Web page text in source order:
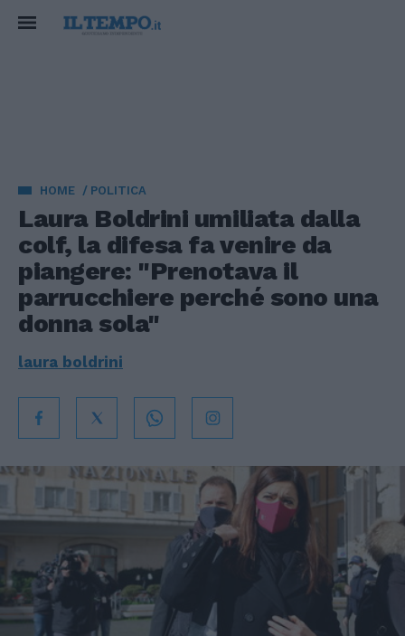
HOME POLITICA
Laura Boldrini umiliata dalla
colf, la difesa fa venire da
piangere: "Prenotava il
parrucchiere perché sono una
donna sola"
laura boldrini